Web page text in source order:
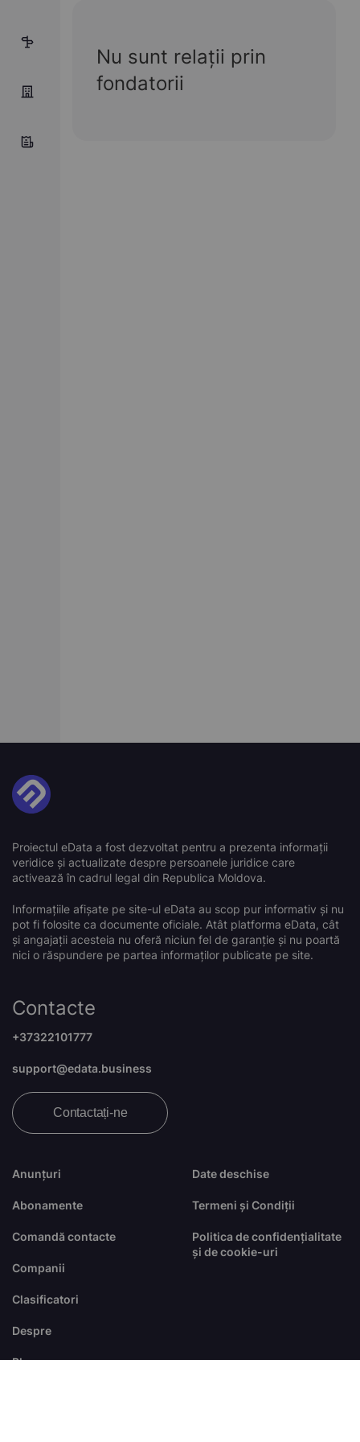
Nu sunt relații prin
fondatorii
Proiectul eData a fost dezvoltat pentru a prezenta informații
veridice și actualizate despre persoanele juridice care
activează în cadrul legal din Republica Moldova.
Informațiile afișate pe site-ul eData au scop pur informativ și nu
pot fi folosite ca documente oficiale. Atât platforma eData, cât
și angajații acesteia nu oferă niciun fel de garanție și nu poartă
nici o răspundere pe partea informaților publicate pe site.
Anunțuri
Abonamente
Comandă contacte
Companii
Clasificatori
Despre
Blog
Date deschise
Termeni și Condiții
Politica de confidențialitate
și de cookie-uri
Contacte
+37322101777
support@edata.business
Contactați-ne